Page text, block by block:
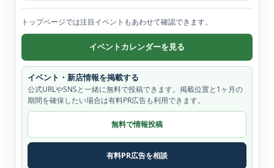
トップページでは注目イベントもあわせて確認できます。
イベントカレンダーを見る
イベント・新店情報を掲載する
公式URLやSNSと一緒に無料で投稿できます。掲載位置と1ヶ月の
期間を確保したい場合は有料PR広告も利用できます。
無料で情報投稿
有料PR広告を相談